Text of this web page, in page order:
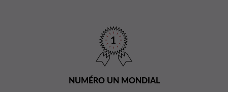
NUMÉRO UN MONDIAL